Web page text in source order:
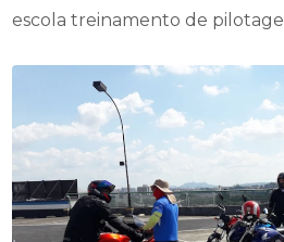
escola treinamento de